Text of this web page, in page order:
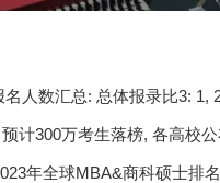
名人数汇总: 总体报录比3: 1,
计300万考生落榜, 各高校
年全球MBA&商科硕士排名